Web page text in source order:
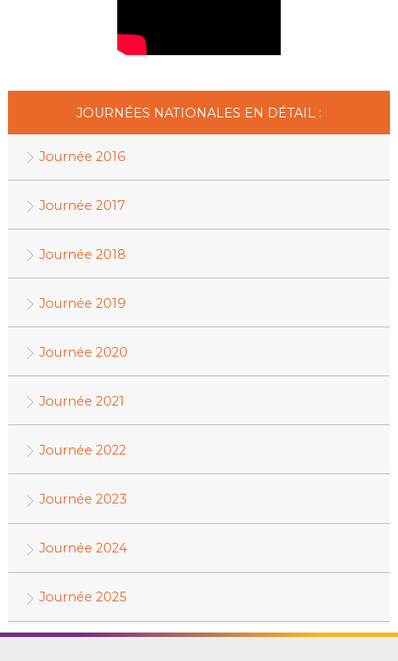
JOURNÉES NATIONALES EN DÉTAIL :
Journée 2016
Journée 2017
Journée 2018
Journée 2019
Journée 2020
Journée 2021
Journée 2022
Journée 2023
Journée 2024
Journée 2025